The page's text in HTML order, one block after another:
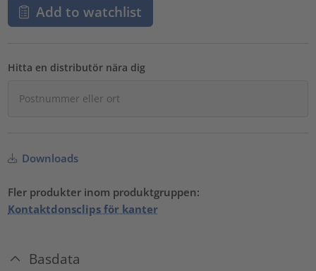
Add to watchlist
Hitta en distributör nära dig
Downloads
Fler produkter inom produktgruppen:
Kontaktdonsclips för kanter
Basdata